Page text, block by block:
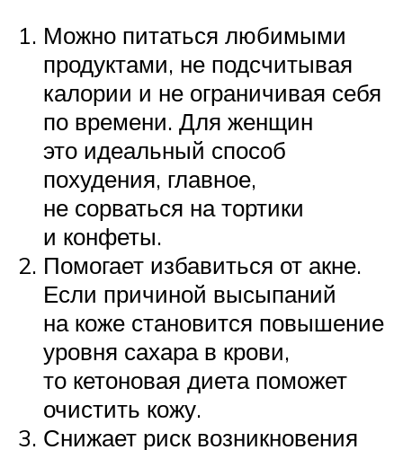
Можно питаться любимыми
продуктами, не подсчитывая
калории и не ограничивая себя
по времени. Для женщин
это идеальный способ
похудения, главное,
не сорваться на тортики
и конфеты.
Помогает избавиться от акне.
Если причиной высыпаний
на коже становится повышение
уровня сахара в крови,
то кетоновая диета поможет
очистить кожу.
Снижает риск возникновения